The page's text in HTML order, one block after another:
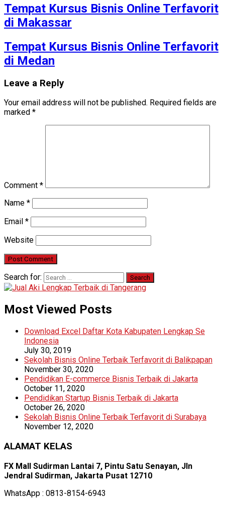
Tempat Kursus Bisnis Online Terfavorit
di Makassar
Tempat Kursus Bisnis Online Terfavorit
di Medan
Leave a Reply
Your email address will not be published. Required fields are
marked *
Comment *
Name *
Email *
Website
Search for:
Most Viewed Posts
Download Excel Daftar Kota Kabupaten Lengkap Se
Indonesia
July 30, 2019
Sekolah Bisnis Online Terbaik Terfavorit di Balikpapan
November 30, 2020
Pendidikan E-commerce Bisnis Terbaik di Jakarta
October 11, 2020
Pendidikan Startup Bisnis Terbaik di Jakarta
October 26, 2020
Sekolah Bisnis Online Terbaik Terfavorit di Surabaya
November 12, 2020
ALAMAT KELAS
FX Mall Sudirman Lantai 7, Pintu Satu Senayan, Jln
Jendral Sudirman, Jakarta Pusat 12710
WhatsApp : 0813-8154-6943